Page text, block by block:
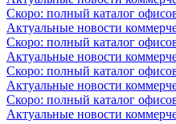
Скоро: полный каталог
Актуальные новости
Скоро: полный каталог
Актуальные новости
Скоро: полный каталог
Актуальные новости
Скоро: полный каталог
Актуальные новости